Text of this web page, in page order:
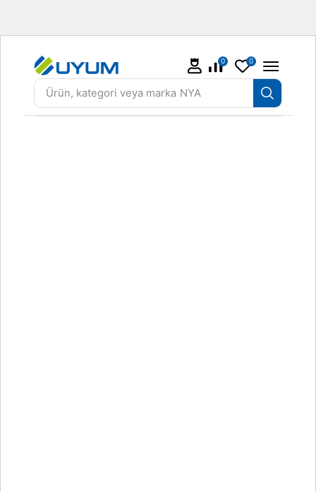
Ürün, kategori veya marka NYA
0 0